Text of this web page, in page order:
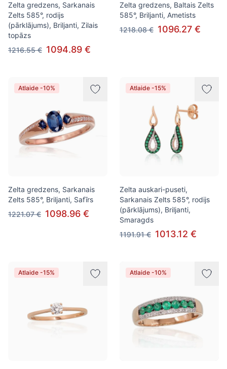
Zelta gredzens, Sarkanais
Zelts 585°, rodijs
(pārklājums), Briljanti, Zilais
topāzs
1216.55 € 1094.89 €
Zelta gredzens, Baltais Zelts
585°, Briljanti, Ametists
1218.08 € 1096.27 €
Atlaide -10%
Zelta gredzens, Sarkanais
Zelts 585°, Briljanti, Safīrs
1221.07 € 1098.96 €
Atlaide -15%
Zelta auskari-puseti,
Sarkanais Zelts 585°, rodijs
(pārklājums), Briljanti,
Smaragds
1191.91 € 1013.12 €
Atlaide -15% Atlaide -10%